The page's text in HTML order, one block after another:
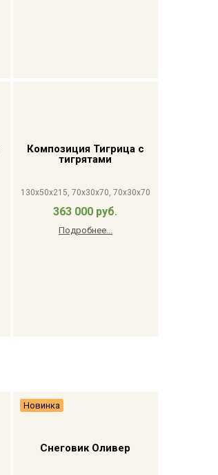
Композиция Тигрица с
тигрятами
130x50x215, 70x30x70, 70x30x70
363 000 руб.
Подробнее...
Новинка
Снеговик Оливер